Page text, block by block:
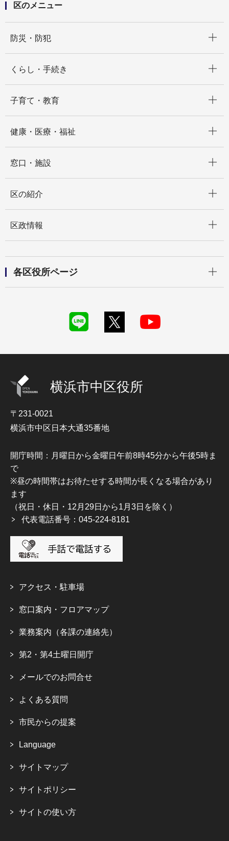
区のメニュー
防災・防犯
くらし・手続き
子育て・教育
健康・医療・福祉
窓口・施設
区の紹介
区政情報
各区役所ページ
横浜市中区役所
〒231-0021
横浜市中区日本大通35番地
開庁時間：月曜日から金曜日午前8時45分から午後5時ま
で
※昼の時間帯はお待たせする時間が長くなる場合があり
ます
（祝日・休日・12月29日から1月3日を除く）
代表電話番号：045-224-8181
アクセス・駐車場
窓口案内・フロアマップ
業務案内（各課の連絡先）
第2・第4土曜日開庁
メールでのお問合せ
よくある質問
市民からの提案
Language
サイトマップ
サイトポリシー
サイトの使い方